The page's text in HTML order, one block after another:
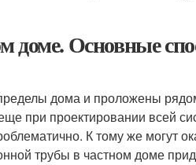
доме. Основные
дома и проложены
при проектировании всей
К тому же могут
трубы в частном доме